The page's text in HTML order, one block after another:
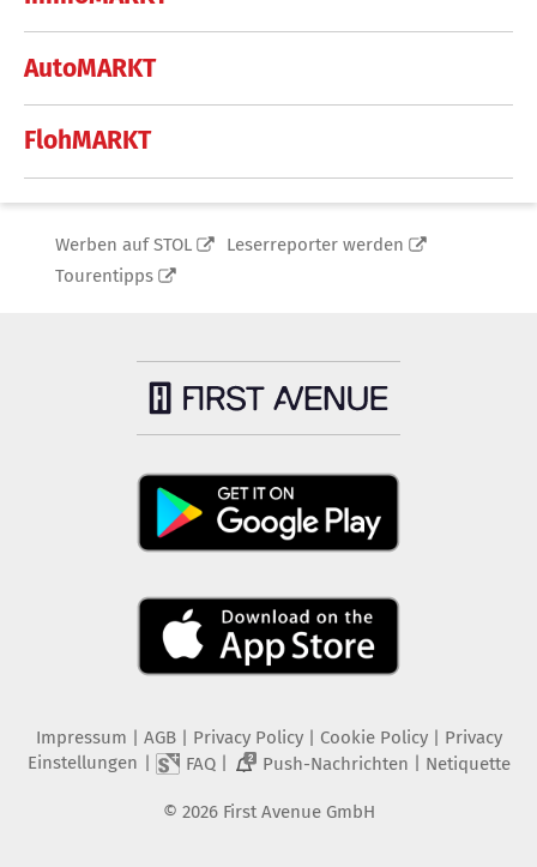
AutoMARKT
FlohMARKT
Werben auf STOL
Leserreporter werden
Tourentipps
Impressum | AGB | Privacy Policy| Cookie Policy| Privacy
Einstellungen | FAQ| 2 Push-Nachrichten | Netiquette
© 2026 First Avenue GmbH